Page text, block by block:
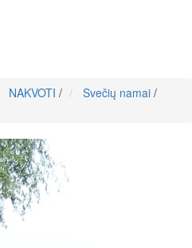
NAKVOTI / Svečių namai /